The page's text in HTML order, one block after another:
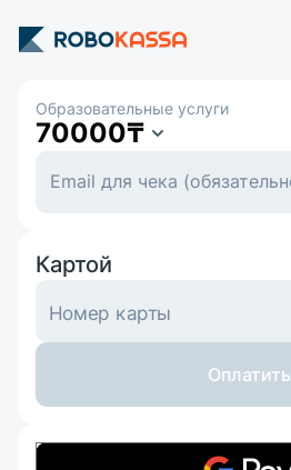
Образовательные услуги
70000₸
Картой
Номер карты
Оплатить